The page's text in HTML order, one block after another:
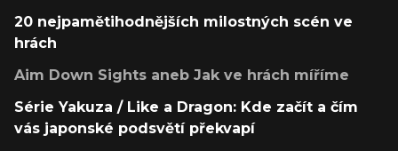
20 nejpamětihodnějších milostných scén ve
hrách
Aim Down Sights aneb Jak ve hrách míříme
Série Yakuza / Like a Dragon: Kde začít a čím
vás japonské podsvětí překvapí